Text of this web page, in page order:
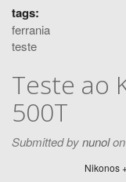
tags:
ferrania
teste
Teste ao
500T
Submitted bynunolon
Nikonos